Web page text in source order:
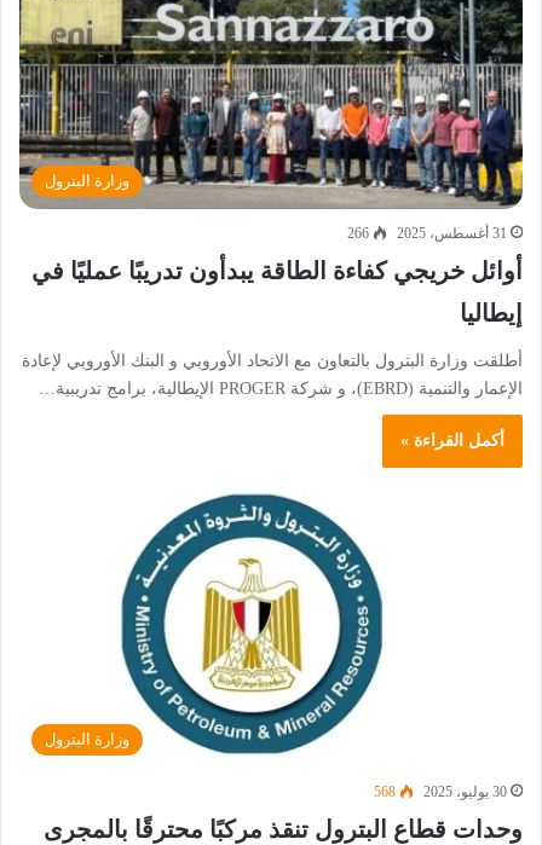
وزارة البترول
31 أغسطس، 2025 266
أوائل خريجي كفاءة الطاقة يبدأون تدريبًا عمليًا في
إيطاليا
أطلقت وزارة البترول بالتعاون مع الاتحاد الأوروبي و البنك الأوروبي لإعادة
الإعمار والتنمية (EBRD)، و شركة PROGER الإيطالية، برامج تدريبية…
أكمل القراءة »
وزارة البترول
30 يوليو، 2025 568
وحدات قطاع البترول تنقذ مركبًا محترقًا بالمجرى